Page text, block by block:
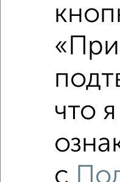
Рядом, с меньшей
что я
с